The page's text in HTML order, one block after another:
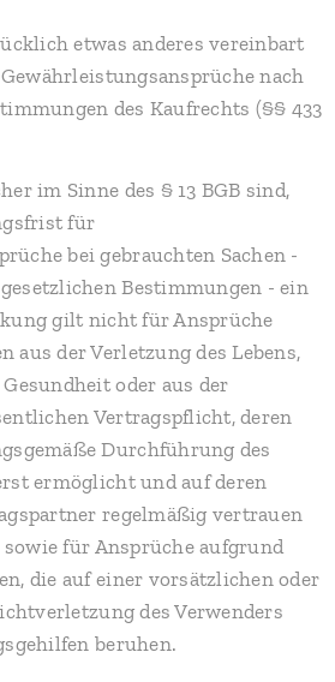
etwas anderes vereinbart
nach
des Kaufrechts (§§ 433
im Sinne des § 13 BGB sind,
für
bei gebrauchten Sachen -
Bestimmungen - ein
gilt nicht für Ansprüche
aus der Verletzung des Lebens,
oder aus der
Vertragspflicht, deren
Durchführung des
ermöglicht und auf deren
regelmäßig vertrauen
für Ansprüche aufgrund
die auf einer vorsätzlichen oder
des Verwenders
beruhen.